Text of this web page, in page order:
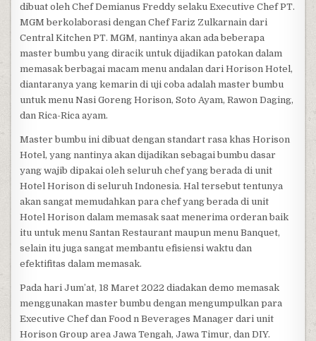
dibuat oleh Chef Demianus Freddy selaku Executive Chef PT.
MGM berkolaborasi dengan Chef Fariz Zulkarnain dari
Central Kitchen PT. MGM, nantinya akan ada beberapa
master bumbu yang diracik untuk dijadikan patokan dalam
memasak berbagai macam menu andalan dari Horison Hotel,
diantaranya yang kemarin di uji coba adalah master bumbu
untuk menu Nasi Goreng Horison, Soto Ayam, Rawon Daging,
dan Rica-Rica ayam.
Master bumbu ini dibuat dengan standart rasa khas Horison
Hotel, yang nantinya akan dijadikan sebagai bumbu dasar
yang wajib dipakai oleh seluruh chef yang berada di unit
Hotel Horison di seluruh Indonesia. Hal tersebut tentunya
akan sangat memudahkan para chef yang berada di unit
Hotel Horison dalam memasak saat menerima orderan baik
itu untuk menu Santan Restaurant maupun menu Banquet,
selain itu juga sangat membantu efisiensi waktu dan
efektifitas dalam memasak.
Pada hari Jum’at, 18 Maret 2022 diadakan demo memasak
menggunakan master bumbu dengan mengumpulkan para
Executive Chef dan Food n Beverages Manager dari unit
Horison Group area Jawa Tengah, Jawa Timur, dan DIY.